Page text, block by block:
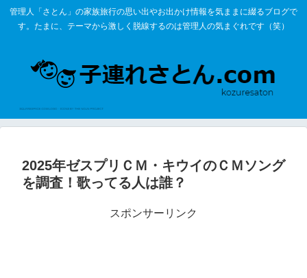
管理人「さとん」の家族旅行の思い出やお出かけ情報を気ままに綴るブログで
す。たまに、テーマから激しく脱線するのは管理人の気まぐれです（笑）
2025年ゼスプリＣＭ・キウイのＣＭソング
を調査！歌ってる人は誰？
スポンサーリンク